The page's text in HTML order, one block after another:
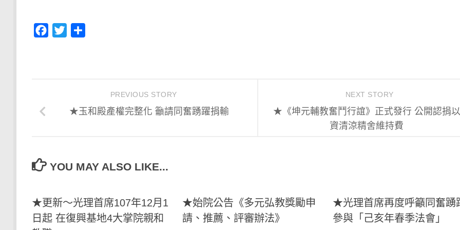
Facebook
Twitter
NEXT STORY
★《坤元輔教奮鬥行誼》正式發行 公開認捐以
資清涼精舍維持費
PREVIOUS STORY
★玉和殿產權完整化 籲請同奮踴躍捐輸
YOU MAY ALSO LIKE...
★更新～光理首席107年12月1
日起 在復興基地4大掌院親和
★始院公告《多元弘教獎勵申
請、推薦、評審辦法》
★光理首席再度呼籲同奮踴
參與「己亥年春季法會」